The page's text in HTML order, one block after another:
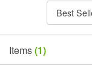
Best
Items(1)